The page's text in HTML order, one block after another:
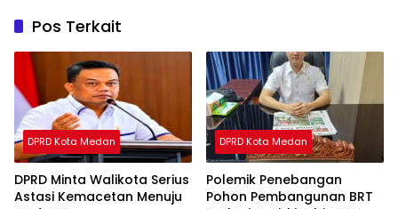
Pos Terkait
DPRD Kota Medan
DPRD Minta Walikota Serius
Astasi Kemacetan Menuju
DPRD Kota Medan
Polemik Penebangan
Pohon Pembangunan BRT